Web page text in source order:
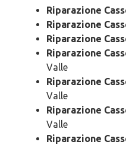
Riparazione
Riparazione
Riparazione
Riparazione
Valle
Riparazione
Valle
Riparazione
Valle
Riparazione